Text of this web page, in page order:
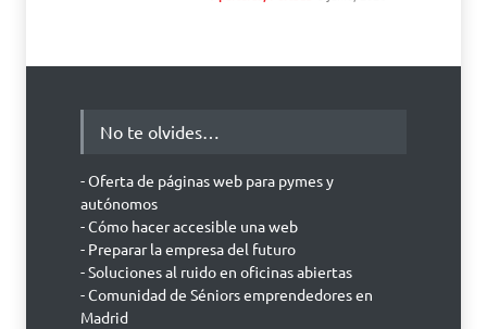
No te olvides…
- Oferta de páginas web para pymes y
autónomos
- Cómo hacer accesible una web
- Preparar la empresa del futuro
- Soluciones al ruido en oficinas abiertas
- Comunidad de Séniors emprendedores en
Madrid